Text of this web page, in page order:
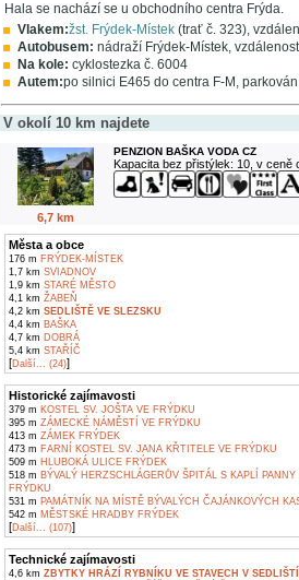
Hala se nachází se u obchodního centra Frýda.
Vlakem:žst. Frýdek-Místek (trať č. 323),
Autobusem: nádraží Frýdek-Místek,
Na kole: cyklostezka č. 6004
Autem:po silnici E465 do centra F-M,
V okolí 10 km najdete
6,7 km
PENZION BAŠKA VODA CZ
Kapacita bez přistýlek: 10, v ceně
Města a obce
176 m FRÝDEK-MÍSTEK
1,7 km SVIADNOV
1,9 km STARÉ MĚSTO
4,1 km ŽABEŇ
4,2 km SEDLIŠTĚ VE SLEZSKU
4,4 km BAŠKA
4,7 km DOBRÁ
5,4 km STAŘÍČ
[Další... (24)]
Historické zajímavosti
379 m KOSTEL SV. JOŠTA VE FRÝDKU
395 m ZÁMECKÉ NÁMĚSTÍ VE FRÝDKU
413 m ZÁMEK FRÝDEK
473 m FARNÍ KOSTEL SV. JANA KŘTITELE VE FRÝDKU
509 m HLUBOKÁ ULICE FRÝDEK
518 m BÝVALÝ HERZSCHLÁGERŮV ŠPITÁL S KAPLÍ
FRÝDKU
531 m PAMÁTNÍK NA MÍSTĚ BÝVALÝCH ČAJÁNKOVÝCH
542 m MĚSTSKÉ HRADBY FRÝDEK
[Další... (107)]
Technické zajímavosti
4,6 km ZBYTKY HRÁZÍ RYBNÍKU VE STAVECH V